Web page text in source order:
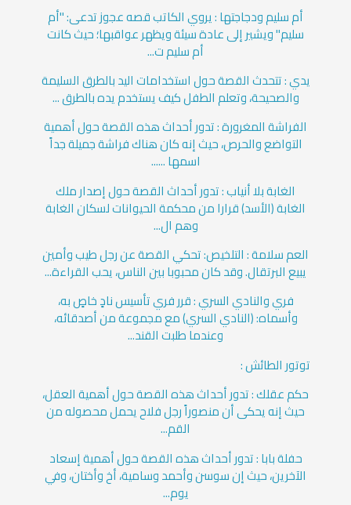
أم سليم ودجاجتها : يروي الكاتب قصه عجوز تدعى: "أم
سليم" ويشير إلى عادة سيئة ويظهر عواقبها؛ حيث كانت
أم سليم ت...
يدي : تتحدث القصة حول استخدامات اليد بالطرق السليمة
والصحيحة، وتعلم الطفل كيف يستخدم يده بالطرق ...
الفراشة المغرورة : تدور أحداث هذه القصة حول أهمية
التواضع والحرص، حيث إنه كان هناك فراشة جميلة جداً
اسمها ......
الغابة بلا أنياب : تدور أحداث القصة حول إصدار ملك
الغابة (الأسد) قرارا من محكمة الحيوانات لسكان الغابة
وهم ال...
العم سلامة : التلخيص: تحكي القصة عن رجل طيب وأمين
يبيع البرتقال. وقد كان محبوبا بين الناس، يحب القراءة...
فري والنادي السري : قرر فري تأسيس نادٍ خاصٍ به،
وأسماه: (النادي السري) مع مجموعة من أصدقائه،
وعندما طلبت القند...
توتور الطائش :
حكم عقلك : تدور أحداث هذه القصة حول أهمية العقل،
حيث إنه يحكى أن منصوراً رجل فلاح يحمل محصوله من
القم...
حفلة بابا : تدور أحداث هذه القصة حول أهمية إسعاد
الآخرين، حيث إن سوسن وأحمد وسامية، أخ وأختان، وفي
يوم...